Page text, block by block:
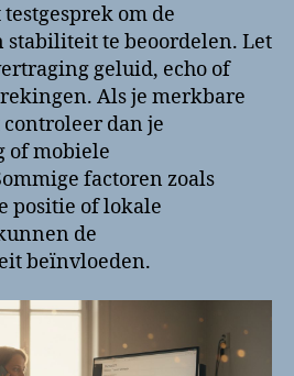
om de
te beoordelen. Let
geluid, echo of
Als je merkbare
dan je
mobiele
factoren zoals
positie of lokale
de
beïnvloeden.